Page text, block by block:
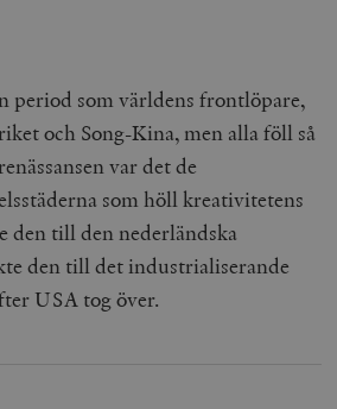
period som världens frontlöpare,
och Song-Kina, men alla föll så
var det de
som höll kreativitetens
den till den nederländska
den till det industrialiserande
USA tog över.